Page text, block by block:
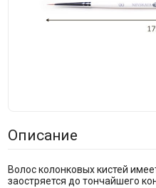
Описание
Волос колонковых кистей
заостряется до тончайшего